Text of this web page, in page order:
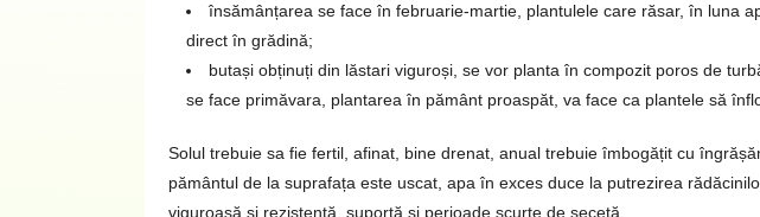
însămânțarea se face în februarie-martie, plantulele care răsar, în luna
direct în grădină;
butași obținuți din lăstari viguroși, se vor planta în compozit poros de
se face primăvara, plantarea în pământ proaspăt, va face ca plantele să
Solul trebuie sa fie fertil, afinat, bine drenat, anual trebuie îmbogățit cu
pământul de la suprafața este uscat, apa în exces duce la putrezirea
viguroasă și rezistentă, suportă și perioade scurte de secetă.